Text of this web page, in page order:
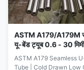
ASTM A179/A179M
यू-बेंड ट्यूब 0.6 - 30
दीवार मोटाई और कंडेनसरों के
सटीक कोल्ड-ड्राइंग
ASTM A179 Seamless
Tube | Cold Drawn Low